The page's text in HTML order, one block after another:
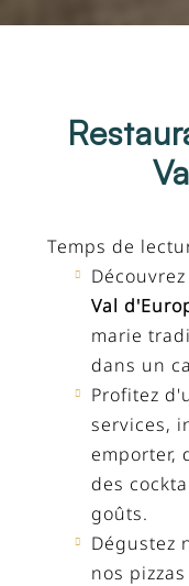
Temps de
Val
marie
dans un
Profitez
services,
emporter,
des
goûts.
Dégustez
nos